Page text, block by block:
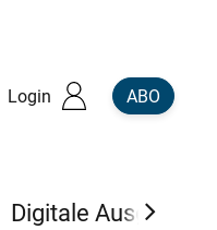
Login ABO
Digitale Ausgaben